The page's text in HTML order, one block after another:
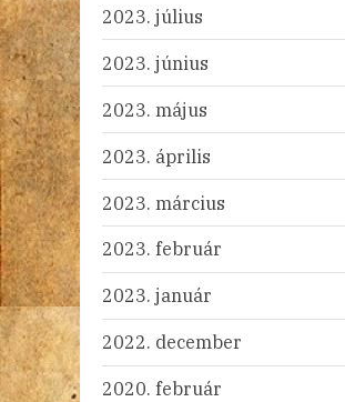
2023. július
2023. június
2023. május
2023. április
2023. március
2023. február
2023. január
2022. december
2020. február